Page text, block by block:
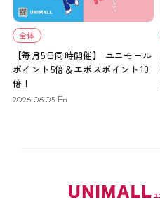
全体
【毎月5日同時開催】 ユニモール
ポイント5倍＆エポスポイント10
倍！
2026.06.05.Fri